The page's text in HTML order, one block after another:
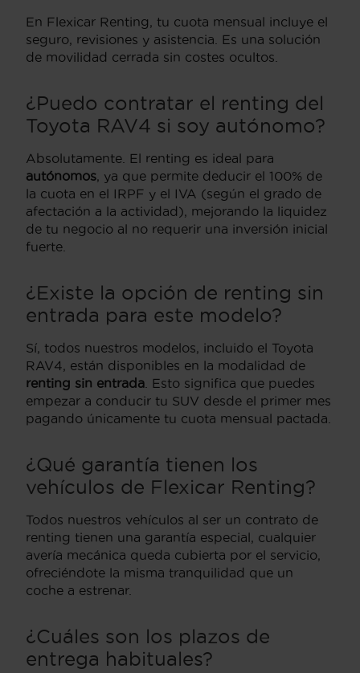
En Flexicar Renting, tu cuota mensual incluye el
seguro, revisiones y asistencia. Es una solución
de movilidad cerrada sin costes ocultos.
¿Puedo contratar el renting del
Toyota RAV4 si soy autónomo?
Absolutamente. El renting es ideal para
autónomos, ya que permite deducir el 100% de
la cuota en el IRPF y el IVA (según el grado de
afectación a la actividad), mejorando la liquidez
de tu negocio al no requerir una inversión inicial
fuerte.
¿Existe la opción de renting sin
entrada para este modelo?
Sí, todos nuestros modelos, incluido el Toyota
RAV4, están disponibles en la modalidad de
renting sin entrada . Esto significa que puedes
empezar a conducir tu SUV desde el primer mes
pagando únicamente tu cuota mensual pactada.
¿Qué garantía tienen los
vehículos de Flexicar Renting?
Todos nuestros vehículos al ser un contrato de
renting tienen una garantía especial, cualquier
avería mecánica queda cubierta por el servicio,
ofreciéndote la misma tranquilidad que un
coche a estrenar.
¿Cuáles son los plazos de
entrega habituales?